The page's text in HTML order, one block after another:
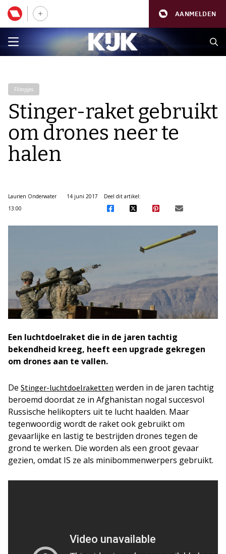
AANMELDEN
Filmpjes
Stinger-raket gebruikt
om drones neer te
halen
Laurien Onderwater
14 juni 2017
13:00
Deel dit artikel:
Een luchtdoelraket die in de jaren tachtig
bekendheid kreeg, heeft een upgrade gekregen
om drones aan te vallen.
De Stinger-luchtdoelraketten werden in de jaren tachtig
beroemd doordat ze in Afghanistan nogal succesvol
Russische helikopters uit te lucht haalden. Maar
tegenwoordig wordt de raket ook gebruikt om
gevaarlijke en lastig te bestrijden drones tegen de
grond te werken. Die worden als een groot gevaar
gezien, omdat IS ze als minibommenwerpers gebruikt.